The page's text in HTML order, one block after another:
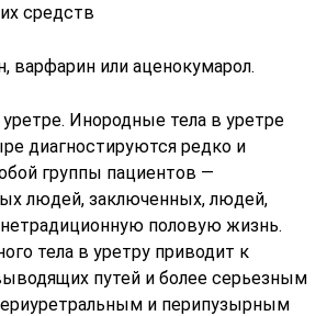
средств
варфарин или аценокумарол.
Инородные тела в уретре
диагностируются редко и
группы пациентов —
людей, заключенных, людей,
половую жизнь.
тела в уретру приводит к
путей и более серьезным
и перипузырным